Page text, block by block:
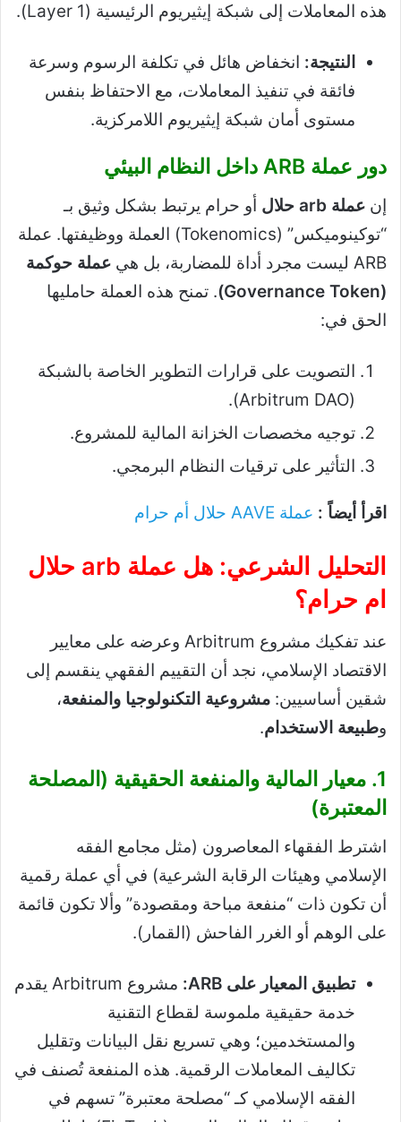
هذه المعاملات إلى شبكة إيثيريوم الرئيسية (Layer 1).
النتيجة: انخفاض هائل في تكلفة الرسوم وسرعة
فائقة في تنفيذ المعاملات، مع الاحتفاظ بنفس
مستوى أمان شبكة إيثيريوم اللامركزية.
دور عملة ARB داخل النظام البيئي
إن عملة arb حلال
أو حرام يرتبط بشكل وثيق بـ
“توكينوميكس” (Tokenomics) العملة ووظيفتها. عملة
ARB ليست مجرد أداة للمضاربة، بل هي
عملة حوكمة
(Governance Token)
. تمنح هذه العملة حامليها
الحق في:
التصويت على قرارات التطوير الخاصة بالشبكة
(Arbitrum DAO).
توجيه مخصصات الخزانة المالية للمشروع.
التأثير على ترقيات النظام البرمجي.
اقرأ أيضاً : عملة AAVE حلال أم حرام
التحليل الشرعي: هل عملة arb حلال
ام حرام؟
عند تفكيك مشروع Arbitrum وعرضه على معايير
الاقتصاد الإسلامي، نجد أن التقييم الفقهي ينقسم إلى
شقين أساسيين: مشروعية التكنولوجيا والمنفعة،
وطبيعة الاستخدام.
1. معيار المالية والمنفعة الحقيقية (المصلحة
المعتبرة)
اشترط الفقهاء المعاصرون (مثل مجامع الفقه
الإسلامي وهيئات الرقابة الشرعية) في أي عملة رقمية
أن تكون ذات “منفعة مباحة ومقصودة” وألا تكون قائمة
على الوهم أو الغرر الفاحش (القمار).
تطبيق المعيار على ARB:
مشروع Arbitrum يقدم
خدمة حقيقية ملموسة لقطاع التقنية
والمستخدمين؛ وهي تسريع نقل البيانات وتقليل
تكاليف المعاملات الرقمية. هذه المنفعة تُصنف في
الفقه الإسلامي كـ “مصلحة معتبرة” تسهم في